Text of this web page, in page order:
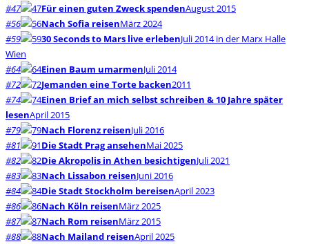
#47
Für einen guten Zweck spendenAugust 2015
#56
Nach Sofia reisenMärz 2024
#59
30 Seconds to Mars live erlebenJuli 2014 in der Marx Halle
Wien
#64
Einen Baum umarmenJuli 2014
#72
Jemanden eine Torte backen2011
#74
Einen Brief an mich selbst schreiben & 10 Jahre später
lesenApril 2015
#79
Nach Florenz reisenJuli 2016
#81
Die Stadt Prag ansehenMai 2025
#82
Die Akropolis in Athen besichtigenJuli 2021
#83
Nach Lissabon reisenJuni 2016
#84
Die Stadt Stockholm bereisenApril 2023
#86
Nach Köln reisenMärz 2025
#87
Nach Rom reisenMärz 2015
#88
Nach Mailand reisenApril 2025